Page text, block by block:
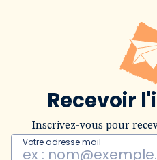
Recevoir
Inscrivez-vous pour
Votre adresse mail